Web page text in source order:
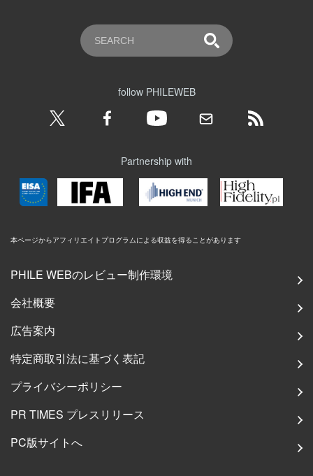
follow PHILEWEB
Partnership with
本ページからアフィリエイトプログラムによる収益を得ることがあります
PHILE WEBのレビュー制作環境
会社概要
広告案内
特定商取引法に基づく表記
プライバシーポリシー
PR TIMES プレスリリース
PC版サイトへ